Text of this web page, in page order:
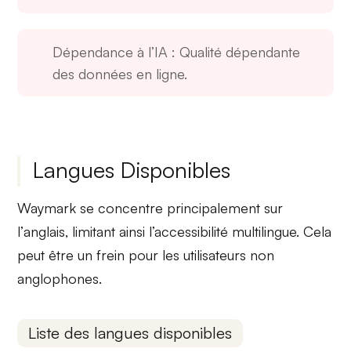
Dépendance à l’IA : Qualité dépendante
des données en ligne.
Langues Disponibles
Waymark se concentre principalement sur
l’anglais, limitant ainsi l’accessibilité multilingue. Cela
peut être un frein pour les utilisateurs non
anglophones.
Liste des langues disponibles